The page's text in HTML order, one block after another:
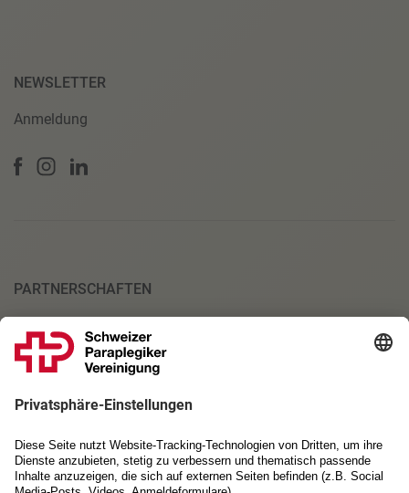
NEWSLETTER
Anmeldung
PARTNERSCHAFTEN